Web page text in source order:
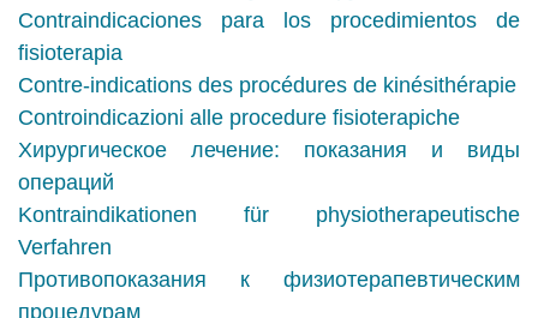
Contraindicaciones para los procedimientos de
fisioterapia
Contre-indications des procédures de kinésithérapie
Controindicazioni alle procedure fisioterapiche
Хирургическое лечение: показания и виды
операций
Kontraindikationen für physiotherapeutische
Verfahren
Противопоказания к физиотерапевтическим
процедурам